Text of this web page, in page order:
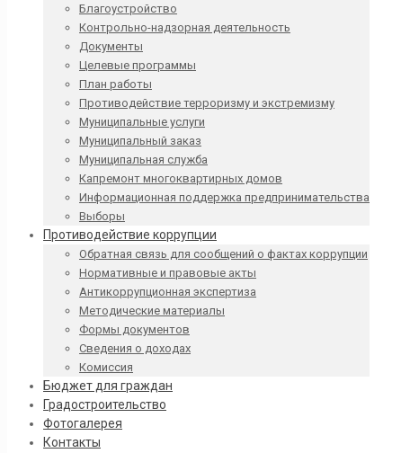
Благоустройство
Контрольно-надзорная деятельность
Документы
Целевые программы
План работы
Противодействие терроризму и экстремизму
Муниципальные услуги
Муниципальный заказ
Муниципальная служба
Капремонт многоквартирных домов
Информационная поддержка предпринимательства
Выборы
Противодействие коррупции
Обратная связь для сообщений о фактах коррупции
Нормативные и правовые акты
Антикоррупционная экспертиза
Методические материалы
Формы документов
Сведения о доходах
Комиссия
Бюджет для граждан
Градостроительство
Фотогалерея
Контакты